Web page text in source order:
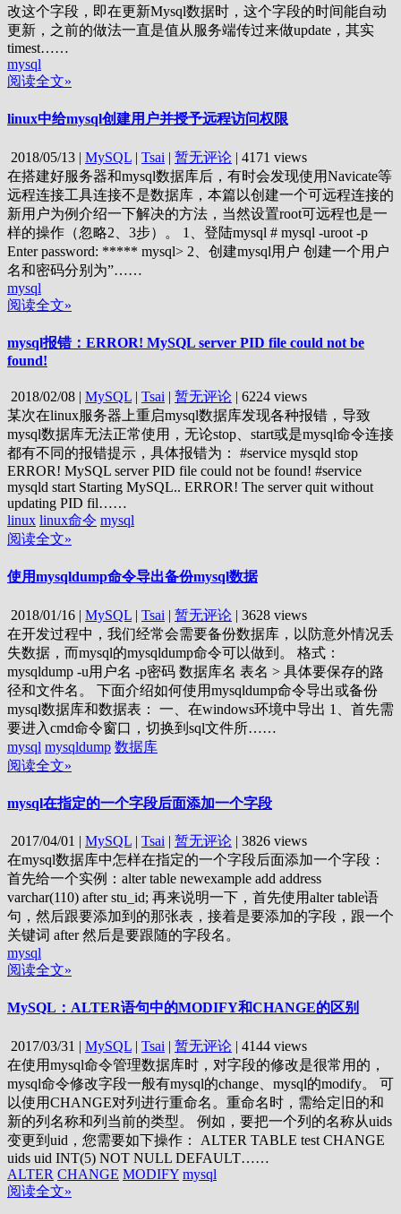
改这个字段，即在更新Mysql数据时，这个字段的时间能自动
更新，之前的做法一直是值从服务端传过来做update，其实
timest……
mysql
阅读全文»
linux中给mysql创建用户并授予远程访问权限
2018/05/13 | MySQL | Tsai | 暂无评论 | 4171 views
在搭建好服务器和mysql数据库后，有时会发现使用Navicate等
远程连接工具连接不是数据库，本篇以创建一个可远程连接的
新用户为例介绍一下解决的方法，当然设置root可远程也是一
样的操作（忽略2、3步）。 1、登陆mysql # mysql -uroot -p
Enter password: ***** mysql> 2、创建mysql用户 创建一个用户
名和密码分别为”……
mysql
阅读全文»
mysql报错：ERROR! MySQL server PID file could not be
found!
2018/02/08 | MySQL | Tsai | 暂无评论 | 6224 views
某次在linux服务器上重启mysql数据库发现各种报错，导致
mysql数据库无法正常使用，无论stop、start或是mysql命令连接
都有不同的报错提示，具体报错为： #service mysqld stop
ERROR! MySQL server PID file could not be found! #service
mysqld start Starting MySQL.. ERROR! The server quit without
updating PID fil……
linux linux命令 mysql
阅读全文»
使用mysqldump命令导出备份mysql数据
2018/01/16 | MySQL | Tsai | 暂无评论 | 3628 views
在开发过程中，我们经常会需要备份数据库，以防意外情况丢
失数据，而mysql的mysqldump命令可以做到。 格式：
mysqldump -u用户名 -p密码 数据库名 表名 > 具体要保存的路
径和文件名。 下面介绍如何使用mysqldump命令导出或备份
mysql数据库和数据表： 一、在windows环境中导出 1、首先需
要进入cmd命令窗口，切换到sql文件所……
mysql mysqldump 数据库
阅读全文»
mysql在指定的一个字段后面添加一个字段
2017/04/01 | MySQL | Tsai | 暂无评论 | 3826 views
在mysql数据库中怎样在指定的一个字段后面添加一个字段：
首先给一个实例：alter table newexample add address
varchar(110) after stu_id; 再来说明一下，首先使用alter table语
句，然后跟要添加到的那张表，接着是要添加的字段，跟一个
关键词 after 然后是要跟随的字段名。
mysql
阅读全文»
MySQL：ALTER语句中的MODIFY和CHANGE的区别
2017/03/31 | MySQL | Tsai | 暂无评论 | 4144 views
在使用mysql命令管理数据库时，对字段的修改是很常用的，
mysql命令修改字段一般有mysql的change、mysql的modify。 可
以使用CHANGE对列进行重命名。重命名时，需给定旧的和
新的列名称和列当前的类型。 例如，要把一个列的名称从uids
变更到uid，您需要如下操作： ALTER TABLE test CHANGE
uids uid INT(5) NOT NULL DEFAULT……
ALTER CHANGE MODIFY mysql
阅读全文»